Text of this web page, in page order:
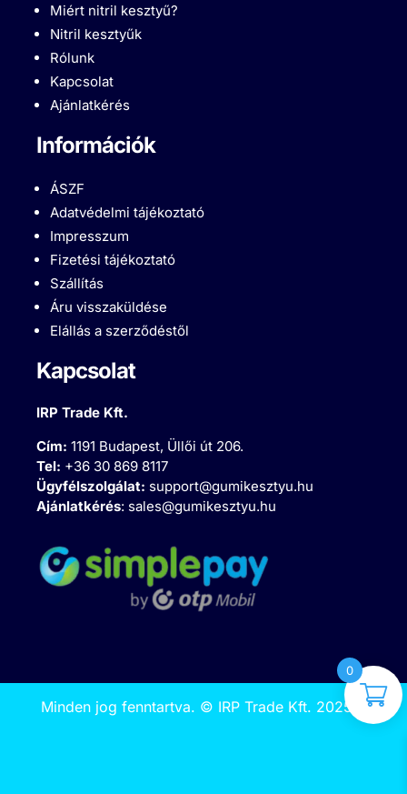
Miért nitril kesztyű?
Nitril kesztyűk
Rólunk
Kapcsolat
Ajánlatkérés
Információk
ÁSZF
Adatvédelmi tájékoztató
Impresszum
Fizetési tájékoztató
Szállítás
Áru visszaküldése
Elállás a szerződéstől
Kapcsolat
IRP Trade Kft.
Cím:1191 Budapest, Üllői út 206.
Tel: +36 30 869 8117
Ügyfélszolgálat: support@gumikesztyu.hu
Ajánlatkérés: sales@gumikesztyu.hu
Minden jog fenntartva. © IRP Trade Kft. 2025
0